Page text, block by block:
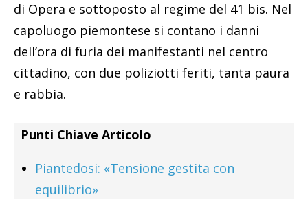
di Opera e sottoposto al regime del 41 bis. Nel
capoluogo piemontese si contano i danni
dell’ora di furia dei manifestanti nel centro
cittadino, con due poliziotti feriti, tanta paura
e rabbia.
Punti Chiave Articolo
Piantedosi: «Tensione gestita con
equilibrio»